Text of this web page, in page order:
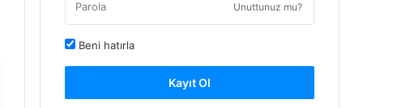
Unuttunuz mu?
Beni hatırla
Kayıt Ol